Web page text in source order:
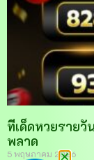
ทีเด็ดหวยราย
พลาด
5 พฤษภาคม 2026